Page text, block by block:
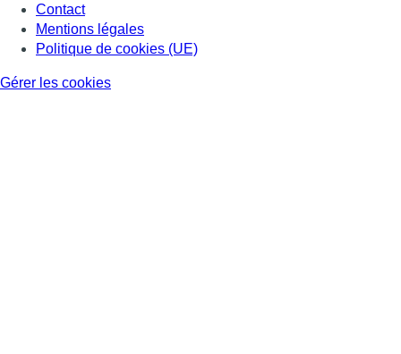
Contact
Mentions légales
Politique de cookies (UE)
Gérer les cookies